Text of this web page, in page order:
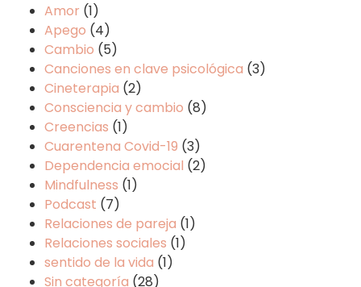
Amor (1)
Apego (4)
Cambio (5)
Canciones en clave psicológica (3)
Cineterapia (2)
Consciencia y cambio (8)
Creencias (1)
Cuarentena Covid-19 (3)
Dependencia emocial (2)
Mindfulness (1)
Podcast (7)
Relaciones de pareja (1)
Relaciones sociales (1)
sentido de la vida (1)
Sin categoría (28)